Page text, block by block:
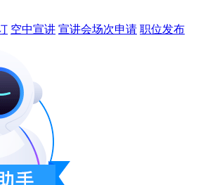
空中宣讲 宣讲会场次申请 职位发布